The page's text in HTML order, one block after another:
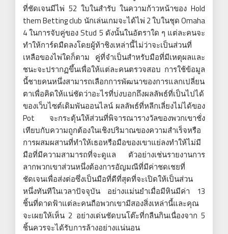
ที่ชัดเจนมีไพ่ 52 ใบในสำรับ ในความก้าวหน้าของ Hold
them Betting club นักเล่นเกมจะได้ไพ่ 2 ใบในชุด Omaha
4 ในการจับคู่ของ Stud 5 ดังนั้นในอัตราใด ๆ แต่ละคนจะ
ทำให้การ์ดมืดลงโดยผู้ท้าชิงเหล่านี้ไม่ว่าจะเป็นส่วนที่
เหลือของไพ่ใดก็ตาม คู่ที่จำเป็นสำหรับมือที่มีเหตุผลและ
ชนะจะปรากฏขึ้นเพื่อให้แต่ละคนตรวจสอบ การใช้ข้อมูล
นี้ชายคนหนึ่งสามารถเลือกการพัฒนาของการแลกเปลี่ยน
ตาเพื่อคิดให้แน่ชัดว่าอะไรที่บ่งบอกถึงผลลัพธ์ที่เป็นไปได้
ของเว็บไซต์เดิมพันออนไลน์ ผลลัพธ์ที่หลีกเลี่ยงไม่ได้ของ
Pot จะกระตุ้นให้ส่วนที่พิจารณารางวัลของพวกเขาชั่ง
เทียบกับความถูกต้องในเชิงปริมาณของความสำเร็จหรือ
การผสมผสานที่ทำให้เธอหรือมือของเขาแย่ลงทำให้ไม่มี
มือที่มีความสามารถที่จะดูแล ตัวอย่างเช่นรายงานการ
ลากพวกเขาส่วนหนึ่งต้องการอัญมณีที่มีค่าชดเชยที่
ชัดเจนเพื่อส่งต่อซึ่งเป็นมือที่ดีที่สุดที่จะเปิดให้เป็นส่วน
หนึ่งทันทีในเวลาปัจจุบัน อย่างแม่นยำเมื่อมีหินมีค่า 13
ชิ้นที่ดาดฟ้าแต่ละคนถือพวกเขามีสองสิ่งเหล่านี้และคุณ
จะเผยให้เห็น 2 อย่างเด่นชัดบนโต๊ะที่กลืนกินเนื่องจาก 5
ชิ้นควรจะได้รับการล้างอย่างแน่นอน